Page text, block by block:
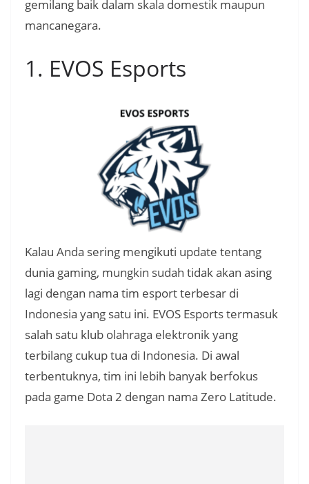
gemilang baik dalam skala domestik maupun
mancanegara.
1. EVOS Esports
Kalau Anda sering mengikuti update tentang
dunia gaming, mungkin sudah tidak akan asing
lagi dengan nama tim esport terbesar di
Indonesia yang satu ini. EVOS Esports termasuk
salah satu klub olahraga elektronik yang
terbilang cukup tua di Indonesia. Di awal
terbentuknya, tim ini lebih banyak berfokus
pada game Dota 2 dengan nama Zero Latitude.